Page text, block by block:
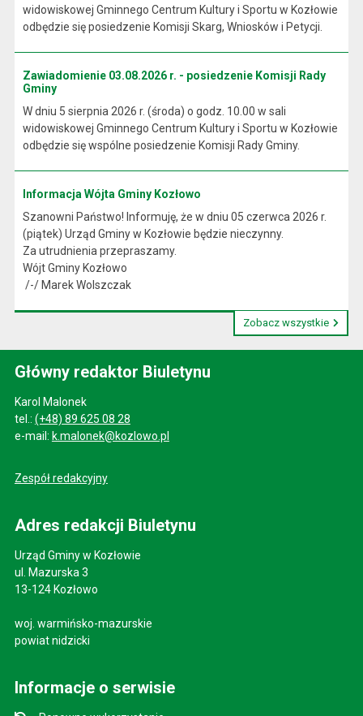
widowiskowej Gminnego Centrum Kultury i Sportu w Kozłowie
odbędzie się posiedzenie Komisji Skarg, Wniosków i Petycji.
Zawiadomienie 03.08.2026 r. - posiedzenie Komisji Rady
Gminy
W dniu 5 sierpnia 2026 r. (środa) o godz. 10.00 w sali
widowiskowej Gminnego Centrum Kultury i Sportu w Kozłowie
odbędzie się wspólne posiedzenie Komisji Rady Gminy.
Informacja Wójta Gminy Kozłowo
Szanowni Państwo! Informuję, że w dniu 05 czerwca 2026 r.
(piątek) Urząd Gminy w Kozłowie będzie nieczynny.
Za utrudnienia przepraszamy.
Wójt Gminy Kozłowo
/-/ Marek Wolszczak
Zobacz wszystkie
Główny redaktor Biuletynu
Karol Malonek
tel.: (+48) 89 625 08 28
e-mail: k.malonek@kozlowo.pl
Zespół redakcyjny
Adres redakcji Biuletynu
Urząd Gminy w Kozłowie
ul. Mazurska 3
13-124 Kozłowo
woj. warmińsko-mazurskie
powiat nidzicki
Informacje o serwisie